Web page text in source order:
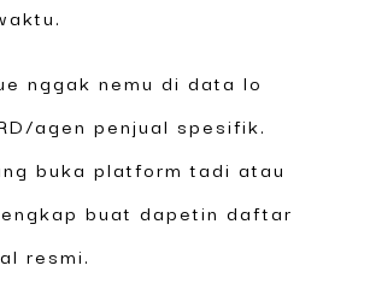
nggak nemu di data lo
agen penjual spesifik.
buka platform tadi atau
buat dapetin daftar
resmi.